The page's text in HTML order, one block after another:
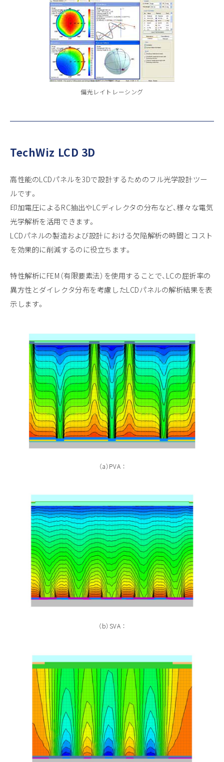
偏光レイトレーシング
TechWiz LCD 3D
高性能のLCDパネルを3Dで設計するためのフル光学設計ツー
ルです。
印加電圧によるRC抽出やLCディレクタの分布など、様々な電気
光学解析を活用できます。
LCDパネルの製造および設計における欠陥解析の時間とコスト
を効果的に削減するのに役立ちます。
特性解析にFEM（有限要素法）を使用することで、LCの屈折率の
異方性とダイレクタ分布を考慮したLCDパネルの解析結果を表
示します。
（a）PVA ：
（b）SVA ：